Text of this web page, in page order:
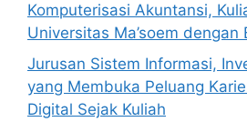
Komputerisasi Akuntansi,
Universitas Ma’soem dengan
Jurusan Sistem Informasi,
yang Membuka Peluang
Digital Sejak Kuliah